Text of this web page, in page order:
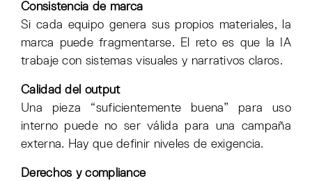
Consistencia de marca
Si cada equipo genera sus propios materiales, la
marca puede fragmentarse. El reto es que la IA
trabaje con sistemas visuales y narrativos claros.
Calidad del output
Una pieza “suficientemente buena” para uso
interno puede no ser válida para una campaña
externa. Hay que definir niveles de exigencia.
Derechos y compliance